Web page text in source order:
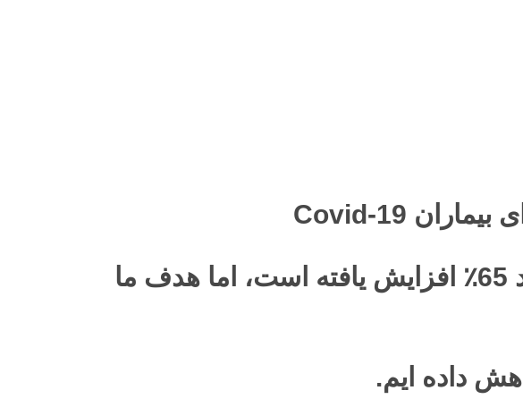
بیماران
گیورگی گاخاریا: استفاده از ماسک در کشور به حدود 65٪ افزایش یافته است، اما هدف ما
داده ایم.